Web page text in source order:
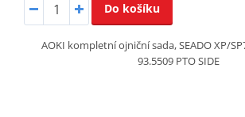
Do košíku
AOKI kompletní ojniční sada, SEADO XP/
93.5509 PTO SIDE